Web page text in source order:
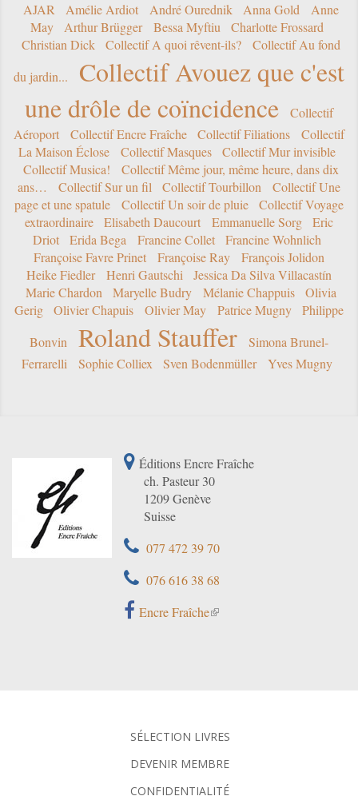
AJAR Amélie Ardiot André Ourednik Anna Gold
Anne
May
Arthur Brügger Bessa Myftiu
Charlotte Frossard
Christian Dick
Collectif A quoi rêvent-ils?
Collectif Au fond
du jardin...
Collectif Avouez que c'est
une drôle de coïncidence
Collectif
Aéroport
Collectif Encre Fraîche Collectif Filiations
Collectif
La Maison Éclose
Collectif Masques
Collectif Mur invisible
Collectif Musica!
Collectif Même jour, même heure, dans dix
ans…
Collectif Sur un fil Collectif Tourbillon
Collectif Une
page et une spatule
Collectif Un soir de pluie
Collectif Voyage
extraordinaire
Elisabeth Daucourt Emmanuelle Sorg
Eric
Driot
Erida Bega Francine Collet
Francine Wohnlich
Françoise Favre Prinet
Françoise Ray
François Jolidon
Heike Fiedler
Henri Gautschi
Jessica Da Silva Villacastín
Marie Chardon
Maryelle Budry Mélanie Chappuis
Olivia
Gerig
Olivier Chapuis Olivier May Patrice Mugny
Philippe
Bonvin
Roland Stauffer
Simona Brunel-
Ferrarelli
Sophie Colliex Sven Bodenmüller Yves Mugny
Éditions Encre Fraîche
ch. Pasteur 30
1209 Genève
Suisse
077 472 39 70
076 616 38 68
Encre Fraîche
SÉLECTION LIVRES
DEVENIR MEMBRE
CONFIDENTIALITÉ